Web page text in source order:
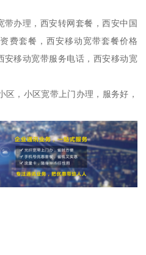
办理，西安转网套餐，西安中国
费套餐，西安移动宽带套餐价格
安移动宽带服务电话，西安移动宽
，小区宽带上门办理，服务好，